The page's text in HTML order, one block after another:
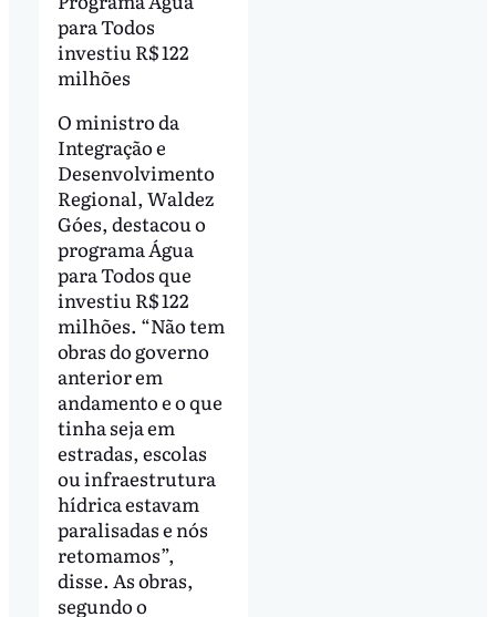
para Todos
investiu R$ 122
milhões
O ministro da
Integração e
Desenvolvimento
Regional, Waldez
Góes, destacou o
programa Água
para Todos que
investiu R$ 122
milhões. “Não tem
obras do governo
anterior em
andamento e o que
tinha seja em
estradas, escolas
ou infraestrutura
hídrica estavam
paralisadas e nós
retomamos”,
disse. As obras,
segundo o